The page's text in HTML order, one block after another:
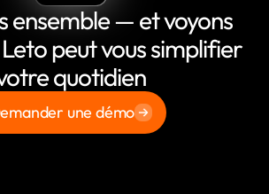
ensemble — et voyons
peut vous simplifier
quotidien
une démo